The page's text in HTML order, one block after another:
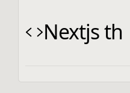
Nextjs th